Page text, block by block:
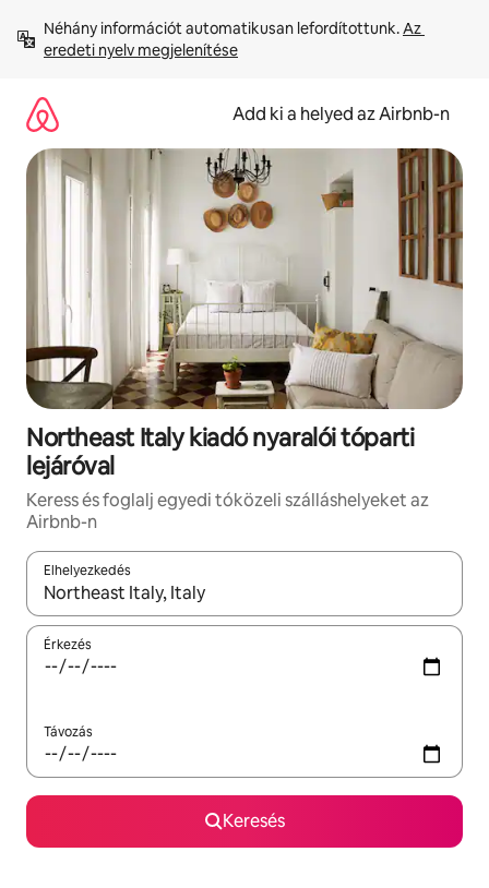
tartalomra
Néhány információt automatikusan lefordítottunk. Az
eredeti nyelv megjelenítése
Add ki a helyed az Airbnb-n
Northeast Italy kiadó nyaralói tóparti
lejáróval
Keress és foglalj egyedi tóközeli szálláshelyeket az
Airbnb-n
Elhelyezkedés
Az eredmények között a felfelé és a lefelé nyíllal
Érkezés
Távozás
Keresés